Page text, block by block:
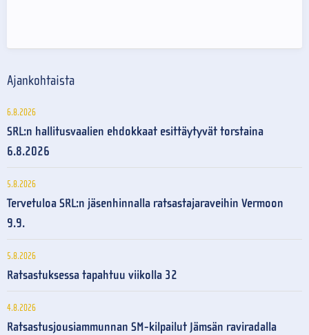
Ajankohtaista
6.8.2026
SRL:n hallitusvaalien ehdokkaat esittäytyvät torstaina
6.8.2026
5.8.2026
Tervetuloa SRL:n jäsenhinnalla ratsastajaraveihin Vermoon
9.9.
5.8.2026
Ratsastuksessa tapahtuu viikolla 32
4.8.2026
Ratsastusjousiammunnan SM-kilpailut Jämsän raviradalla